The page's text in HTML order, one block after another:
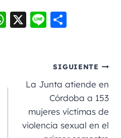
W
A
X
Li
p
a
rt
ir
SIGUIENTE
La Junta atiende en
Córdoba a 153
mujeres víctimas de
violencia sexual en el